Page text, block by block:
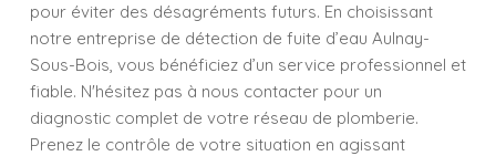
pour éviter des désagréments futurs. En choisissant
notre entreprise de détection de fuite d’eau Aulnay-
Sous-Bois, vous bénéficiez d’un service professionnel et
fiable. N'hésitez pas à nous contacter pour un
diagnostic complet de votre réseau de plomberie.
Prenez le contrôle de votre situation en agissant